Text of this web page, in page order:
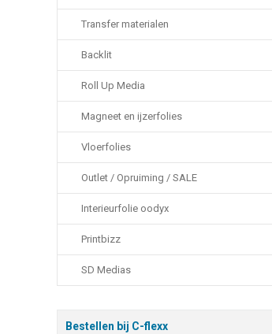
Transfer materialen
Backlit
Roll Up Media
Magneet en ijzerfolies
Vloerfolies
Outlet / Opruiming / SALE
Interieurfolie oodyx
Printbizz
SD Medias
Bestellen bij C-flexx